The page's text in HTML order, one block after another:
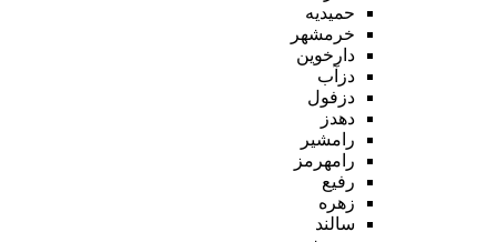
حمیدیه
خرمشهر
دارخوین
دزآب
دزفول
دهدز
رامشیر
رامهرمز
رفیع
زهره
سالند